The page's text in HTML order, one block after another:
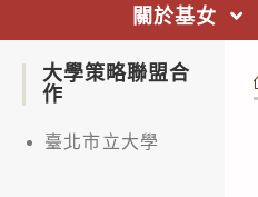
關於基女
大學策略聯盟合
作
臺北市立大學